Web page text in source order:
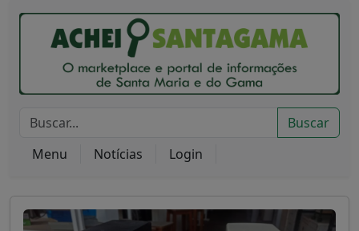
Buscar
Menu
Notícias Login